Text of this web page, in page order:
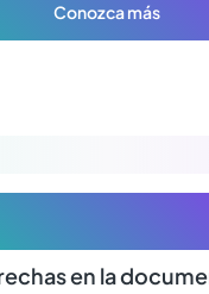
Conozca más
en la